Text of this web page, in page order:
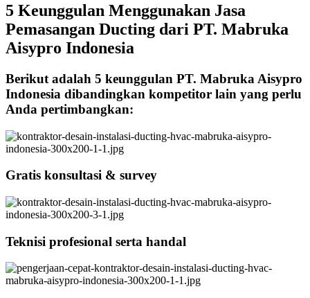
5 Keunggulan Menggunakan Jasa
Pemasangan Ducting dari PT. Mabruka
Aisypro Indonesia
Berikut adalah 5 keunggulan PT. Mabruka Aisypro
Indonesia dibandingkan kompetitor lain yang perlu
Anda pertimbangkan:
Gratis konsultasi & survey
Teknisi profesional serta handal